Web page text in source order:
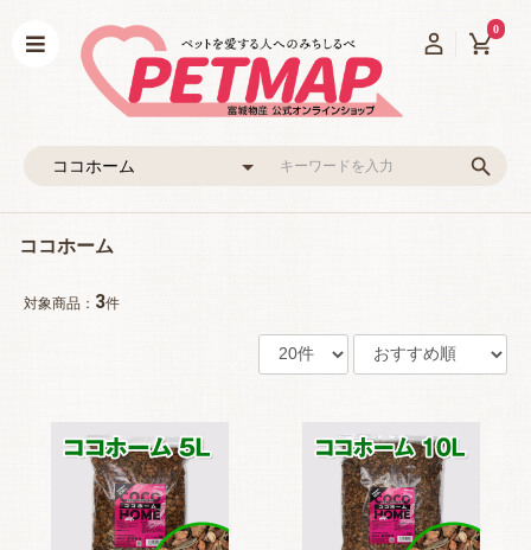
0
ココホーム
対象商品： 3件